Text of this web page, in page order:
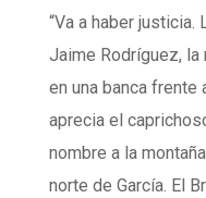
“Va a haber justicia.
Jaime Rodríguez, la
en una banca
aprecia el
nombre a la
norte de García. El